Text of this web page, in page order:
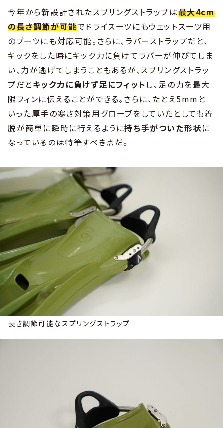
今年から新設計されたスプリングストラップは最大4cm
の長さ調節が可能でドライスーツにもウェットスーツ用
のブーツにも対応可能。さらに、ラバーストラップだと、
キックをした時にキック力に負けてラバーが伸びてしま
い、力が逃げてしまうこともあるが、スプリングストラッ
プだとキック力に負けず足にフィットし、足の力を最大
限フィンに伝えることができる。さらに、たとえ5mmと
いった厚手の寒さ対策用グローブをしていたとしても着
脱が簡単に瞬時に行えるように持ち手がついた形状に
なっているのは特筆すべき点だ。
長さ調節可能なスプリングストラップ